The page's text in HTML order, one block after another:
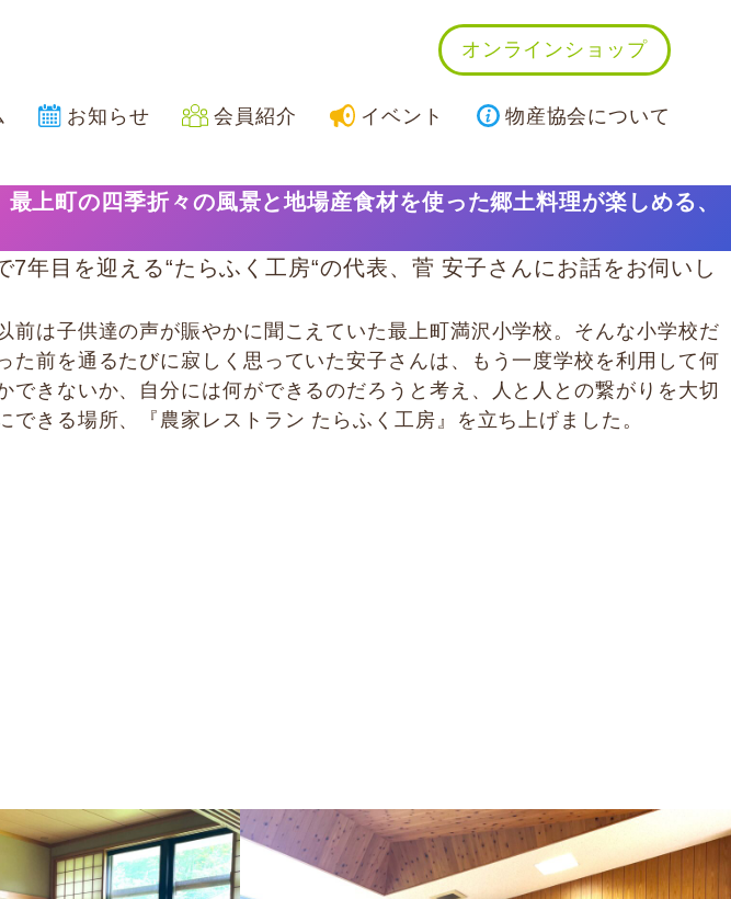
オンラインショップ
お知らせ 会員紹介 イベント 物産協会について
上町の四季折々の風景と地場産食材を使った郷土料理が楽しめる、
年目を迎える“たらふく工房“の代表、菅 安子さんにお話をお伺いし
前は子供達の声が賑やかに聞こえていた最上町満沢小学校。そんな小学校だ
た前を通るたびに寂しく思っていた安子さんは、もう一度学校を利用して何
できないか、自分には何ができるのだろうと考え、人と人との繋がりを大切
できる場所、『農家レストラン たらふく工房』を立ち上げました。